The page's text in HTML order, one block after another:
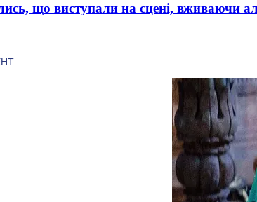
що виступали на сцені, вживаючи